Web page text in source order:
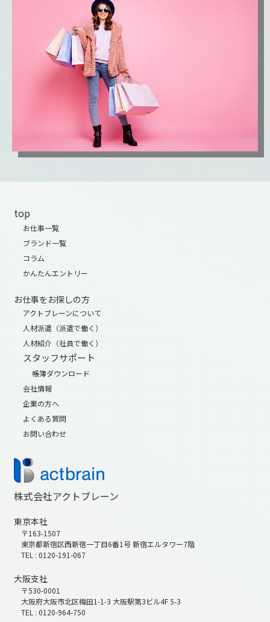
top
お仕事一覧
ブランド一覧
コラム
かんたんエントリー
お仕事をお探しの方
アクトブレーンについて
人材派遣（派遣で働く）
人材紹介（社員で働く）
スタッフサポート
帳簿ダウンロード
会社情報
企業の方へ
よくある質問
お問い合わせ
株式会社アクトブレーン
東京本社
〒163-1507
東京都新宿区西新宿一丁目6番1号 新宿エルタワー7階
TEL : 0120-191-067
大阪支社
〒530-0001
大阪府大阪市北区梅田1-1-3 大阪駅第3ビル4F 5-3
TEL : 0120-964-750